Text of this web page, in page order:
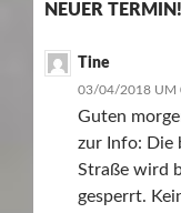
NEUER
Tine
03/04/2018 UM
Guten
zur Info: Die
Straße wird
gesperrt.